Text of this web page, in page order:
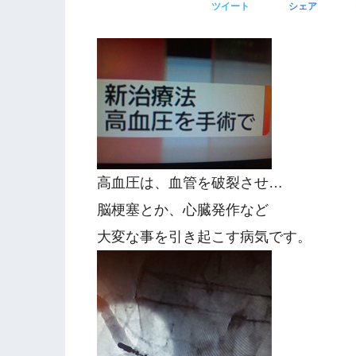
ツイート シェア
高血圧は、血管を破裂させ…
脳梗塞とか、心臓発作など
大変な事を引き起こす病気です。